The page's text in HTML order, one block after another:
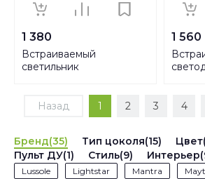
1 380
Встраиваемый
светильник
MR16 CH хром a029903
1 560
12W
Назад 1 2 3 4
Бренд(35) Тип цоколя(15)
Пульт ДУ(1)
Стиль(9)
Lussole Lightstar Mantra